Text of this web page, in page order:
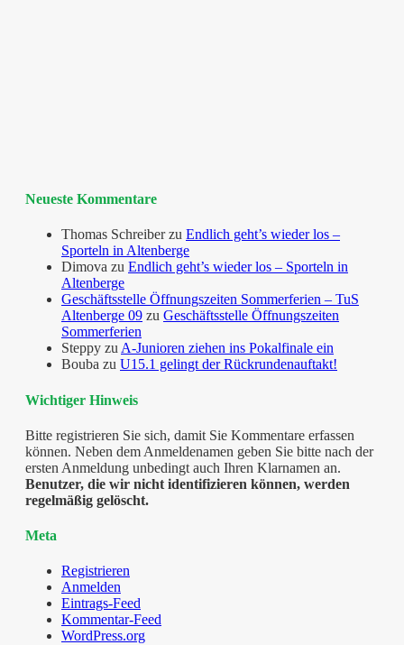
Neueste Kommentare
Thomas Schreiberzu Endlich geht’s wieder los –
Sporteln in Altenberge
Dimova zu Endlich geht’s wieder los – Sporteln in
Altenberge
Geschäftsstelle Öffnungszeiten Sommerferien – TuS
Altenberge 09 zu Geschäftsstelle Öffnungszeiten
Sommerferien
Steppy zu A-Junioren ziehen ins Pokalfinale ein
Bouba zu U15.1 gelingt der Rückrundenauftakt!
Wichtiger Hinweis
Bitte registrieren Sie sich, damit Sie Kommentare erfassen
können. Neben dem Anmeldenamen geben Sie bitte nach der
ersten Anmeldung unbedingt auch Ihren Klarnamen an.
Benutzer, die wir nicht identifizieren können, werden
regelmäßig gelöscht.
Meta
Registrieren
Anmelden
Eintrags-Feed
Kommentar-Feed
WordPress.org